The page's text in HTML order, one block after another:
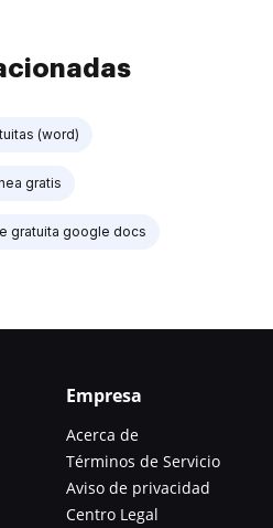
(word)
gratis
gratuita google docs
Empresa
Acerca de
Términos de Servicio
Aviso de privacidad
Centro Legal